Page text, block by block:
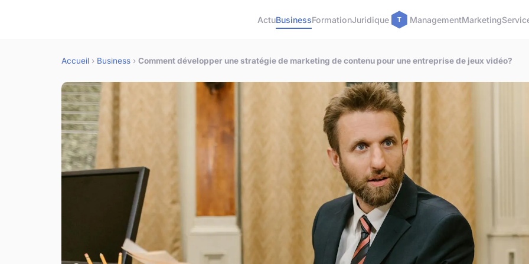
ActuBusinessFormationJuridique ManagementMarketing
Accueil › Business › Comment développer une stratégie de marketing de contenu pour une entreprise de jeux vidéo?